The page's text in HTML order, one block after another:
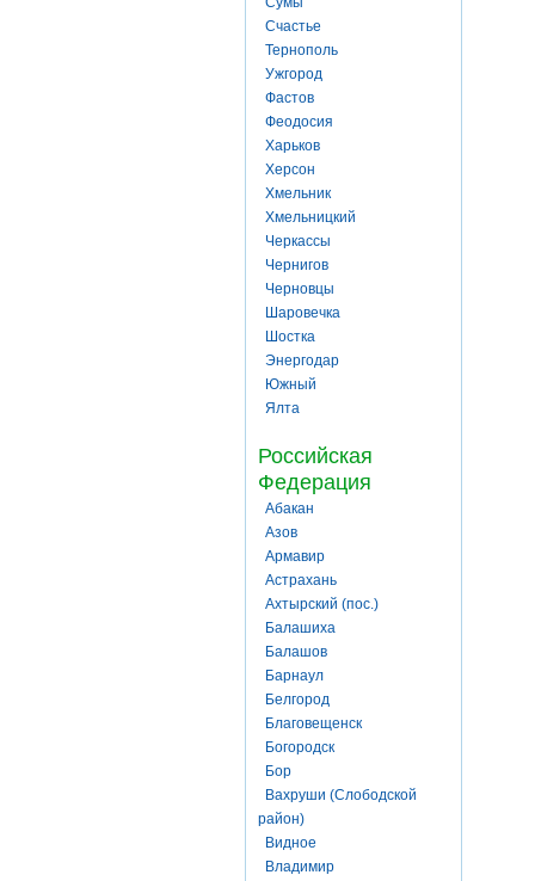
Счастье
Тернополь
Ужгород
Фастов
Феодосия
Харьков
Херсон
Хмельник
Хмельницкий
Черкассы
Чернигов
Черновцы
Шаровечка
Шостка
Энергодар
Южный
Ялта
Российская
Федерация
Абакан
Азов
Армавир
Астрахань
Ахтырский (пос.)
Балашиха
Балашов
Барнаул
Белгород
Благовещенск
Богородск
Бор
Вахруши (Слободской
район)
Видное
Владимир